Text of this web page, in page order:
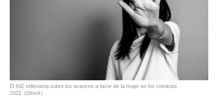
El INE reflexiona sobre los avances a favor de la mujer en los comicios
2021
(iStock)